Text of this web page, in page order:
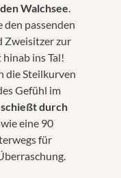
Walchsee
den passenden
Zweisitzer zur
ins Tal!
die Steilkurven
Gefühl im
durch
eine 90
für